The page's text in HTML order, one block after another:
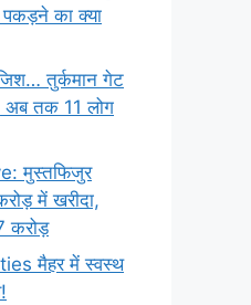
का क्या
तुर्कमान गेट
अब तक 11 लोग
मुस्तफिजुर
में खरीदा,
करोड़
मैहर में स्वस्थ